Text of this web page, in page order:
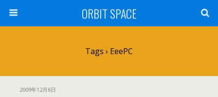
ORBIT SPACE
Tags › EeePC
2009年12月6日